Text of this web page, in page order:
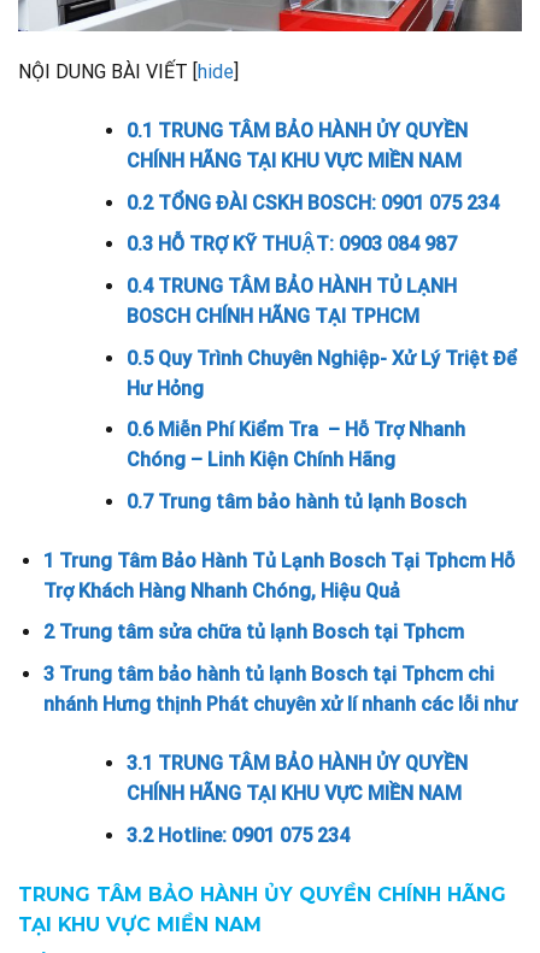
NỘI DUNG BÀI VIẾT hide
0.1 TRUNG TÂM BẢO HÀNH ỦY QUYỀN
CHÍNH HÃNG TẠI KHU VỰC MIỀN NAM
0.2TỔNG ĐÀI CSKH BOSCH: 0901 075 234
0.3HỖ TRỢ KỸ THUẬT: 0903 084 987
0.4TRUNG TÂM BẢO HÀNH TỦ LẠNH
BOSCH CHÍNH HÃNG TẠI TPHCM
0.5Quy Trình Chuyên Nghiệp- Xử Lý Triệt Để
Hư Hỏng
0.6Miễn Phí Kiểm Tra – Hỗ Trợ Nhanh
Chóng – Linh Kiện Chính Hãng
0.7Trung tâm bảo hành tủ lạnh Bosch
1 Trung Tâm Bảo Hành Tủ Lạnh Bosch Tại Tphcm Hỗ
Trợ Khách Hàng Nhanh Chóng, Hiệu Quả
2Trung tâm sửa chữa tủ lạnh Bosch tại Tphcm
3Trung tâm bảo hành tủ lạnh Bosch tại Tphcm chi
nhánh Hưng thịnh Phát chuyên xử lí nhanh các lỗi như
3.1 TRUNG TÂM BẢO HÀNH ỦY QUYỀN
CHÍNH HÃNG TẠI KHU VỰC MIỀN NAM
3.2Hotline: 0901 075 234
TRUNG TÂM BẢO HÀNH ỦY QUYỀN CHÍNH HÃNG
TẠI KHU VỰC MIỀN NAM